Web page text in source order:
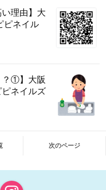
い理由】大
ピネイル
？①】大阪
ネイルズ
次のページ